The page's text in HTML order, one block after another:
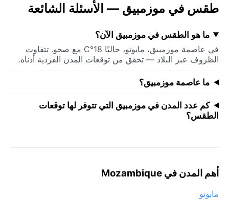
طقس في موزمبيق — الأسئلة الشائعة
ما هو الطقس في موزمبيق الآن؟
في عاصمة موزمبيق، مابوتو، حاليًا 18°C مع صحو. تتفاوت
الظروف عبر البلاد — تحقق من توقعات المدن الفردية أدناه.
ما عاصمة موزمبيق؟
كم عدد المدن في موزمبيق التي تتوفر لها توقعات
الطقس؟
أهم المدن في Mozambique
مابوتو